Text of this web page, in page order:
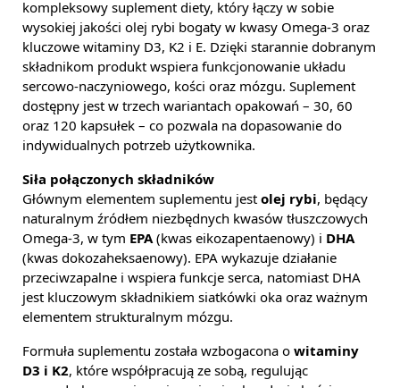
kompleksowy suplement diety, który łączy w sobie
wysokiej jakości olej rybi bogaty w kwasy Omega-3 oraz
kluczowe witaminy D3, K2 i E. Dzięki starannie dobranym
składnikom produkt wspiera funkcjonowanie układu
sercowo-naczyniowego, kości oraz mózgu. Suplement
dostępny jest w trzech wariantach opakowań – 30, 60
oraz 120 kapsułek – co pozwala na dopasowanie do
indywidualnych potrzeb użytkownika.
Siła połączonych składników
Głównym elementem suplementu jest olej rybi, będący
naturalnym źródłem niezbędnych kwasów tłuszczowych
Omega-3, w tym EPA (kwas eikozapentaenowy) i DHA
(kwas dokozaheksaenowy). EPA wykazuje działanie
przeciwzapalne i wspiera funkcje serca, natomiast DHA
jest kluczowym składnikiem siatkówki oka oraz ważnym
elementem strukturalnym mózgu.
Formuła suplementu została wzbogacona o witaminy
D3 i K2, które współpracują ze sobą, regulując